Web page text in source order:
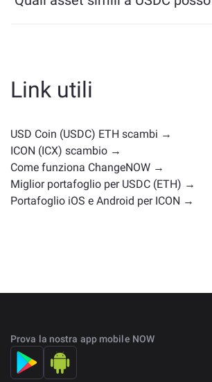
— che si tratti di una stablecoin, un
moneta di governance o di un altro
comuni includono altre criptovalute
posizioni di mercato simili. Controlla
pagina
scambio .
Link utili
USD Coin (USDC) ETH scambi →
ICON (ICX) scambio →
Come funziona ChangeNOW →
Miglior portafoglio per USDC (ETH) →
Portafoglio iOS e Android per ICON →
Prova la nostra app mobile NOW